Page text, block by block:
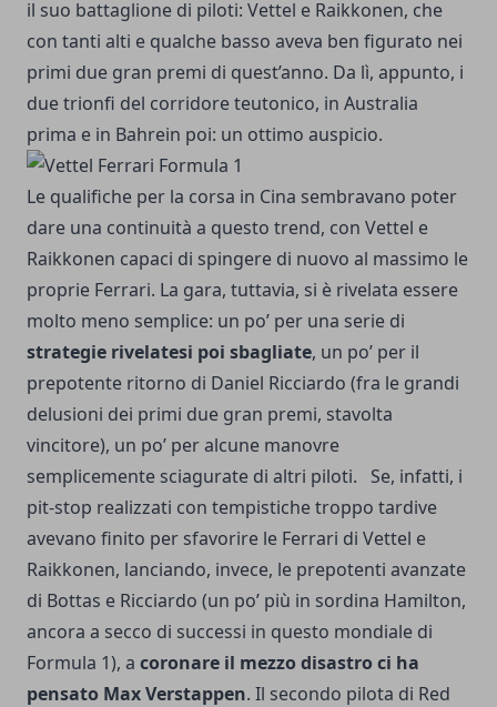
il suo battaglione di piloti: Vettel e Raikkonen, che
con tanti alti e qualche basso aveva ben figurato nei
primi due gran premi di quest’anno. Da lì, appunto, i
due trionfi del corridore teutonico, in Australia
prima e in Bahrein poi: un ottimo auspicio.
Le qualifiche per la corsa in Cina sembravano poter
dare una continuità a questo trend, con Vettel e
Raikkonen capaci di spingere di nuovo al massimo le
proprie Ferrari. La gara, tuttavia, si è rivelata essere
molto meno semplice: un po’ per una serie di
strategie rivelatesi poi sbagliate, un po’ per il
prepotente ritorno di Daniel Ricciardo (fra le grandi
delusioni dei primi due gran premi, stavolta
vincitore), un po’ per alcune manovre
semplicemente sciagurate di altri piloti. Se, infatti, i
pit-stop realizzati con tempistiche troppo tardive
avevano finito per sfavorire le Ferrari di Vettel e
Raikkonen, lanciando, invece, le prepotenti avanzate
di Bottas e Ricciardo (un po’ più in sordina Hamilton,
ancora a secco di successi in questo mondiale di
Formula 1), a coronare il mezzo disastro ci ha
pensato Max Verstappen. Il secondo pilota di Red